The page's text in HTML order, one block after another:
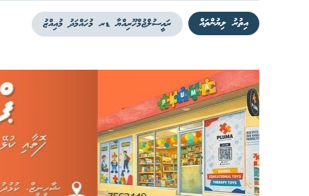
އިތުރު ލިޔުންތައް ރައީސުލްޖުމްހޫރިއްޔާ ޑރ މުހައްމަދު މުއިއްޒު